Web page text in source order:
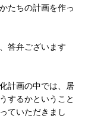
たちの計画を作っ
答弁ございます
計画の中では、居
するかということ
ていただきまし